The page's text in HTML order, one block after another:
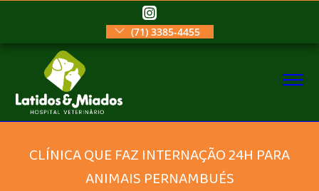
(71) 3385-4455
CLÍNICA QUE FAZ INTERNAÇÃO 24H PARA
ANIMAIS PERNAMBUÉS